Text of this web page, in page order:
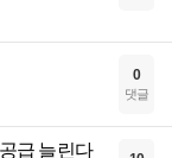
0
댓글
급 늘린다